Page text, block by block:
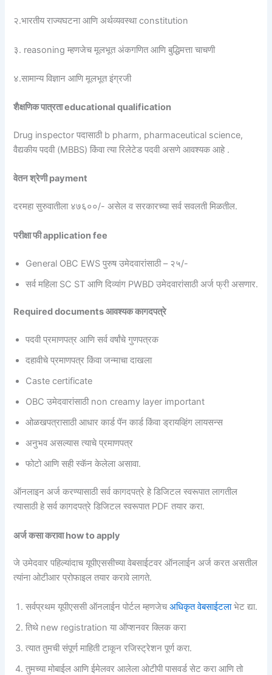
२.भारतीय राज्यघटना आणि अर्थव्यवस्था constitution
३. reasoning म्हणजेच मूलभूत अंकगणित आणि बुद्धिमत्ता चाचणी
४.सामान्य विज्ञान आणि मूलभूत इंग्रजी
शैक्षणिक पात्रता educational qualification
Drug inspector पदासाठी b pharm, pharmaceutical science,
वैद्यकीय पदवी (MBBS) किंवा त्या रिलेटेड पदवी असणे आवश्यक आहे .
वेतन श्रेणी payment
दरमहा सुरुवातीला ४७६००/- असेल व सरकारच्या सर्व सवलती मिळतील.
परीक्षा फी application fee
General OBC EWS पुरुष उमेदवारांसाठी – २५/-
सर्व महिला SC ST आणि दिव्यांग PWBD उमेदवारांसाठी अर्ज फ्री असणार.
Required documents आवश्यक कागदपत्रे
पदवी प्रमाणपत्र आणि सर्व वर्षांचे गुणपत्रक
दहावीचे प्रमाणपत्र किंवा जन्माचा दाखला
Caste certificate
OBC उमेदवारांसाठी non creamy layer important
ओळखपत्रासाठी आधार कार्ड पॅन कार्ड किंवा ड्रायव्हिंग लायसन्स
अनुभव असल्यास त्याचे प्रमाणपत्र
फोटो आणि सही स्कॅन केलेला असावा.
ऑनलाइन अर्ज करण्यासाठी सर्व कागदपत्रे हे डिजिटल स्वरूपात लागतील
त्यासाठी हे सर्व कागदपत्रे डिजिटल स्वरूपात PDF तयार करा.
अर्ज कसा करावा how to apply
जे उमेदवार पहिल्यांदाच यूपीएससीच्या वेबसाईटवर ऑनलाईन अर्ज करत असतील
त्यांना ओटीआर प्रोफाइल तयार करावे लागते.
सर्वप्रथम यूपीएससी ऑनलाईन पोर्टल म्हणजेचअधिकृत वेबसाईटलाभेट द्या.
तिथे new registration या ऑप्शनवर क्लिक करा
त्यात तुमची संपूर्ण माहिती टाकून रजिस्ट्रेशन पूर्ण करा.
तुमच्या मोबाईल आणि ईमेलवर आलेला ओटीपी पासवर्ड सेट करा आणि तो